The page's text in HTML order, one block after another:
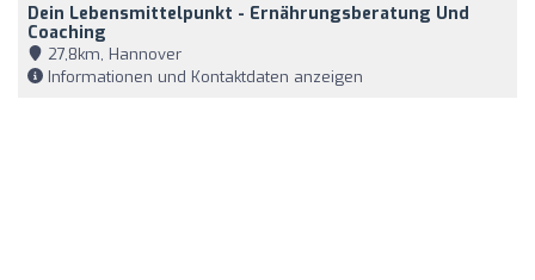
Dein Lebensmittelpunkt - Ernährungsberatung Und
Coaching
27,8km, Hannover
Informationen und Kontaktdaten anzeigen